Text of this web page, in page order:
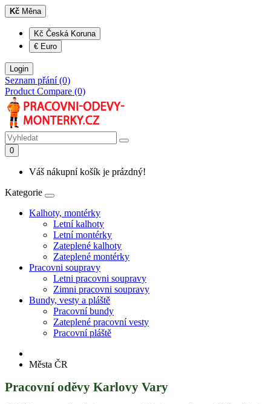
Kč Měna
Kč Česká Koruna
€ Euro
Login
Seznam přání (0)
Product Compare (0)
0
Váš nákupní košík je prázdný!
Kategorie
Kalhoty, montérky
Letní kalhoty
Letní montérky
Zateplené kalhoty
Zateplené montérky
Pracovni soupravy
Letni pracovni soupravy
Zimni pracovni soupravy
Bundy, vesty a pláště
Pracovní bundy
Zateplené pracovní vesty
Pracovní pláště
Města ČR
Pracovní oděvy Karlovy Vary